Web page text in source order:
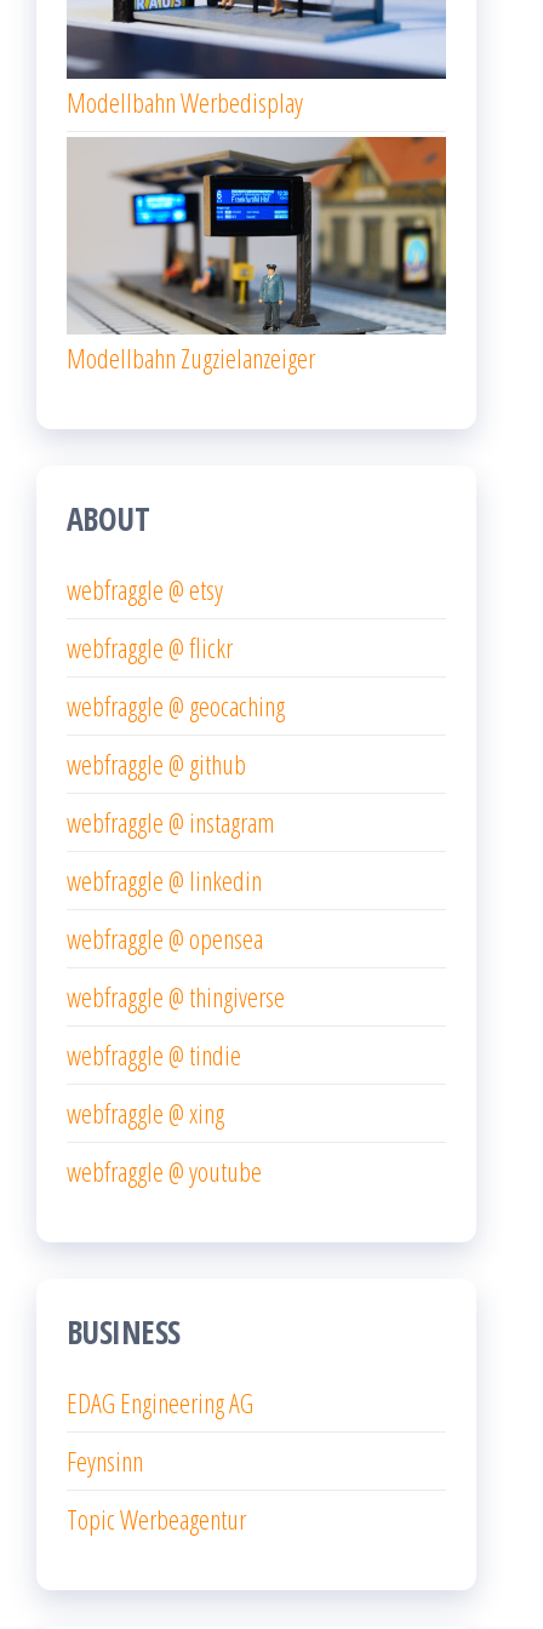
Modellbahn Werbedisplay
Modellbahn Zugzielanzeiger
ABOUT
webfraggle @ etsy
webfraggle @ flickr
webfraggle @ geocaching
webfraggle @ github
webfraggle @ instagram
webfraggle @ linkedin
webfraggle @ opensea
webfraggle @ thingiverse
webfraggle @ tindie
webfraggle @ xing
webfraggle @ youtube
BUSINESS
EDAG Engineering AG
Feynsinn
Topic Werbeagentur